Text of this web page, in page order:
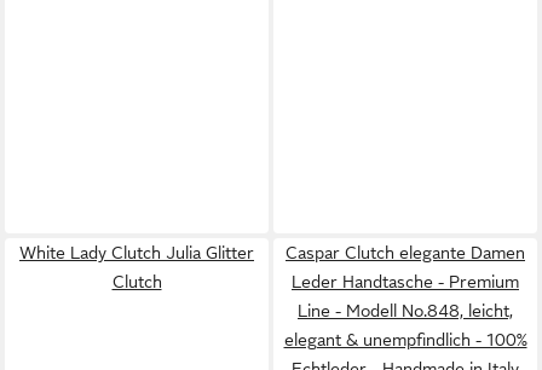
White Lady Clutch Julia Glitter
Clutch
Caspar Clutch elegante Damen
Leder Handtasche - Premium
Line - Modell No.848, leicht,
elegant & unempfindlich - 100%